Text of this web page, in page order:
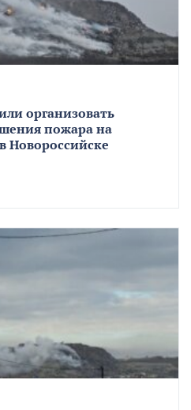
организовать
пожара на
Новороссийске